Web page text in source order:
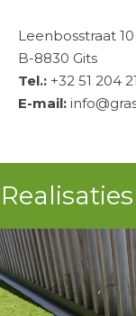
Leenbosstraat 10
B-8830 Gits
Tel.: +32 51 204
E-mail: